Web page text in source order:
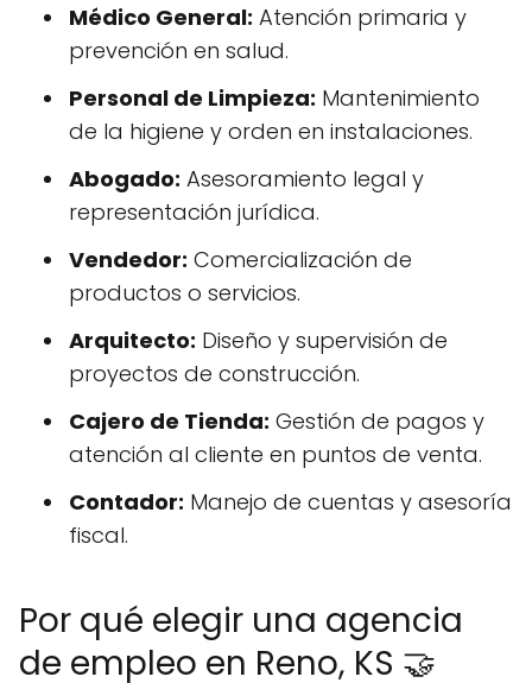
Médico General: Atención primaria y
prevención en salud.
Personal de Limpieza: Mantenimiento
de la higiene y orden en instalaciones.
Abogado: Asesoramiento legal y
representación jurídica.
Vendedor: Comercialización de
productos o servicios.
Arquitecto: Diseño y supervisión de
proyectos de construcción.
Cajero de Tienda: Gestión de pagos y
atención al cliente en puntos de venta.
Contador: Manejo de cuentas y asesoría
fiscal.
Por qué elegir una agencia
de empleo en Reno, KS 🤝